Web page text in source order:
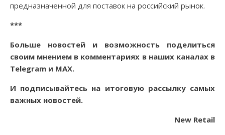
предназначенной для поставок на российский рынок.
***
Больше новостей и возможность поделиться
своим мнением в комментариях в наших каналах в
Telegram и MAX.
И подписывайтесь на итоговую рассылку самых
важных новостей.
New Retail